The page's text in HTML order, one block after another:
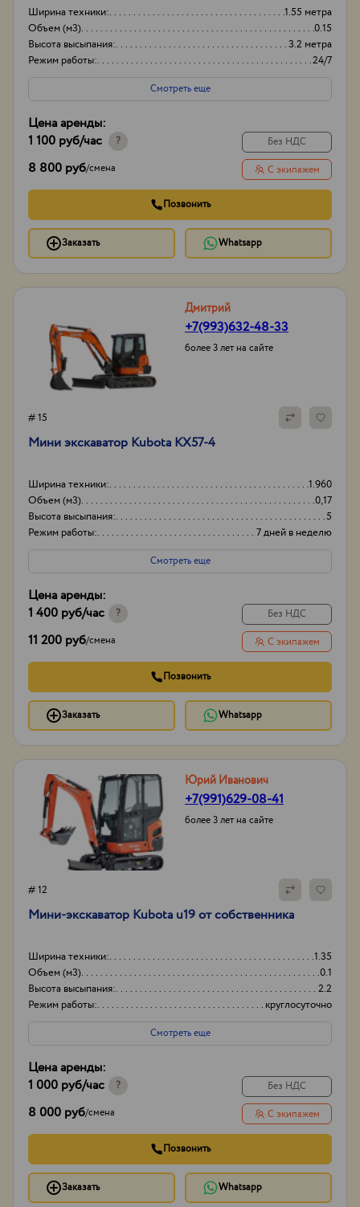
Ширина техники:
1.55 метра
Объем (м3)
0.15
Высота высыпания:
3.2 метра
Режим работы:
24/7
Смотреть еще
Цена аренды:
1 100 руб/час ?
8 800 руб/смена
Без НДС
С экипажем
Позвонить
Заказать Whatsapp
Дмитрий
+7(993)632-48-33
более 3 лет на сайте
# 15
Мини экскаватор Kubota KX57-4
Ширина техники:
1.960
Объем (м3)
0,17
Высота высыпания:
5
Режим работы:
7 дней в неделю
Смотреть еще
Цена аренды:
1 400 руб/час ?
11 200 руб/смена
Без НДС
С экипажем
Позвонить
Заказать Whatsapp
Юрий Иванович
+7(991)629-08-41
более 3 лет на сайте
# 12
Мини-экскаватор Kubota u19 от собственника
Ширина техники:
1.35
Объем (м3)
0.1
Высота высыпания:
2.2
Режим работы:
круглосуточно
Смотреть еще
Цена аренды:
1 000 руб/час ?
8 000 руб/смена
Без НДС
С экипажем
Позвонить
Заказать Whatsapp